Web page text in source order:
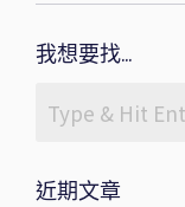
我想要找...
近期文章